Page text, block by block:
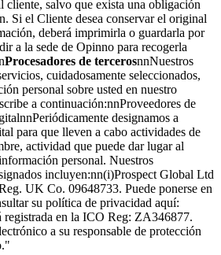
salvo que exista una obligación
Si el Cliente desea conservar el original
deberá imprimirla o guardarla por
a la sede de Opinno para recogerla
Procesadores de tercerosnnNuestros
cuidadosamente seleccionados,
personal sobre usted en nuestro
a continuación:nnProveedores de
designamos a
para que lleven a cabo actividades de
actividad que puede dar lugar al
personal. Nuestros
incluyen:nn(i)Prospect Global Ltd
UK Co. 09648733. Puede ponerse en
su política de privacidad aquí:
registrada en la ICO Reg: ZA346877.
a su responsable de protección